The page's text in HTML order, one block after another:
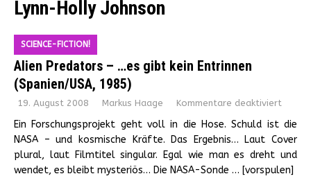
Lynn-Holly Johnson
SCIENCE-FICTION!
Alien Predators – …es gibt kein Entrinnen
(Spanien/USA, 1985)
19. August 2008 Markus Haage Kommentare deaktiviert
Ein Forschungsprojekt geht voll in die Hose. Schuld ist die
NASA – und kosmische Kräfte. Das Ergebnis… Laut Cover
plural, laut Filmtitel singular. Egal wie man es dreht und
wendet, es bleibt mysteriös… Die NASA-Sonde … [vorspulen]